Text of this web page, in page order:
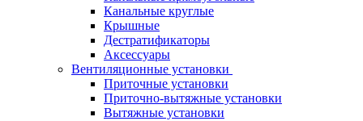
Канальные круглые
Крышные
Дестратификаторы
Аксессуары
Вентиляционные установки
Приточные установки
Приточно-вытяжные установки
Вытяжные установки